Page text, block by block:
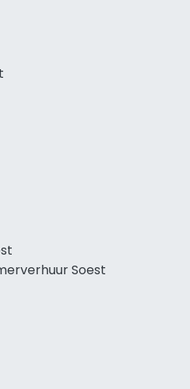
Soest